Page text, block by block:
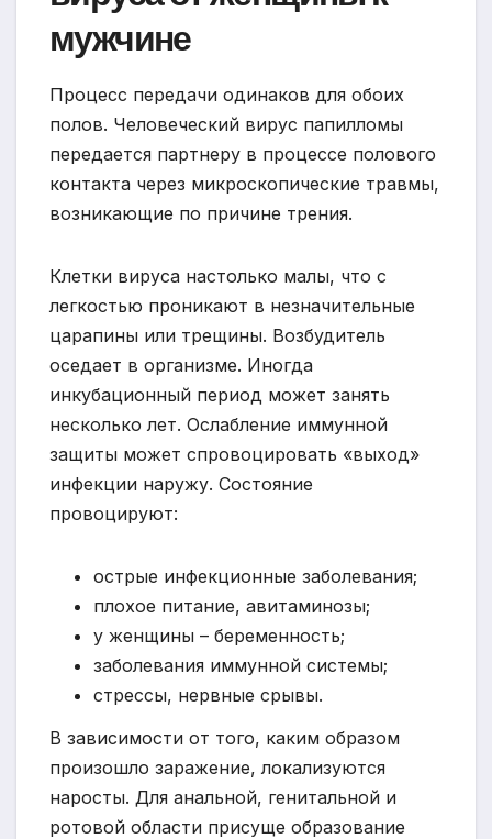
мужчине
Процесс передачи одинаков для обоих
полов. Человеческий вирус папилломы
передается партнеру в процессе полового
контакта через микроскопические травмы,
возникающие по причине трения.
Клетки вируса настолько малы, что с
легкостью проникают в незначительные
царапины или трещины. Возбудитель
оседает в организме. Иногда
инкубационный период может занять
несколько лет. Ослабление иммунной
защиты может спровоцировать «выход»
инфекции наружу. Состояние
провоцируют:
острые инфекционные заболевания;
плохое питание, авитаминозы;
у женщины – беременность;
заболевания иммунной системы;
стрессы, нервные срывы.
В зависимости от того, каким образом
произошло заражение, локализуются
наросты. Для анальной, генитальной и
ротовой области присуще образование